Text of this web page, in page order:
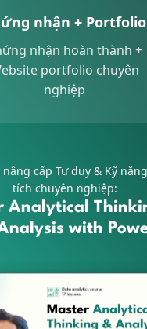
nhận + Portfolio
nhận hoàn thành +
portfolio chuyên
nghiệp
nâng cấp Tư duy & Kỹ
tích chuyên nghiệp:
Analytical
with